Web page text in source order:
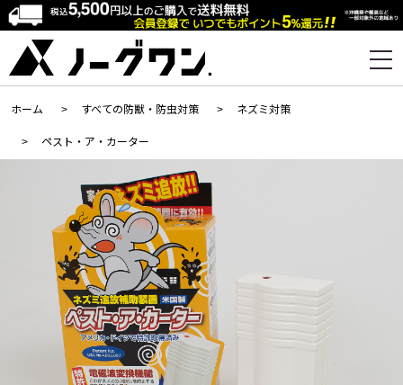
ホーム > すべての防獣・防虫対策 > ネズミ対策
> ペスト・ア・カーター